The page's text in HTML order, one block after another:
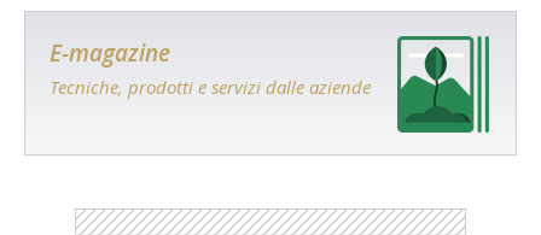
E-magazine
Tecniche, prodotti e servizi dalle aziende